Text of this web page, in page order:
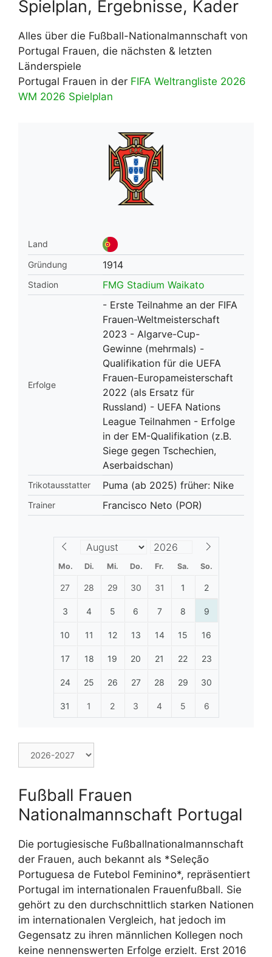
Spielplan, Ergebnisse, Kader
Alles über die Fußball-Nationalmannschaft von
Portugal Frauen, die nächsten & letzten
Länderspiele
Portugal Frauen in der FIFA Weltrangliste 2026
WM 2026 Spielplan
Land
Gründung
1914
Stadion FMG Stadium Waikato
Erfolge
- Erste Teilnahme an der FIFA
Frauen-Weltmeisterschaft
2023 - Algarve-Cup-
Gewinne (mehrmals) -
Qualifikation für die UEFA
Frauen-Europameisterschaft
2022 (als Ersatz für
Russland) - UEFA Nations
League Teilnahmen - Erfolge
in der EM-Qualifikation (z.B.
Siege gegen Tschechien,
Aserbaidschan)
Trikotausstatter Puma (ab 2025) früher: Nike
Trainer Francisco Neto (POR)
Mo. Di. Mi. Do. Fr. Sa. So.
27 28 29 30 31 1 2
3 4 5 6 7 8 9
10 11 12 13 14 15 16
17 18 19 20 21 22 23
24 25 26 27 28 29 30
31 1 2 3 4 5 6
Fußball Frauen
Nationalmannschaft Portugal
Die portugiesische Fußballnationalmannschaft
der Frauen, auch bekannt als *Seleção
Portuguesa de Futebol Feminino*, repräsentiert
Portugal im internationalen Frauenfußball. Sie
gehört zu den durchschnittlich starken Nationen
im internationalen Vergleich, hat jedoch im
Gegensatz zu ihren männlichen Kollegen noch
keine nennenswerten Erfolge erzielt. Erst 2016